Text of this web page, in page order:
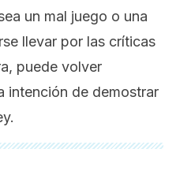
un mal juego o una
llevar por las críticas
puede volver
intención de demostrar